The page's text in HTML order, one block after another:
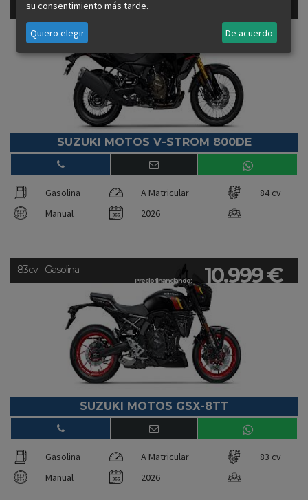
84cv - Gasolina
SUZUKI MOTOS V-STROM 800DE
Gasolina A Matricular
84 cv
Manual
2026
Precio financiando: 10.999 €
83cv - Gasolina
SUZUKI MOTOS GSX-8TT
Gasolina A Matricular
83 cv
Manual
2026
su consentimiento más tarde.
Quiero elegir De acuerdo